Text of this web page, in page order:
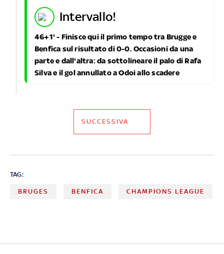
intervallo!
46+1' - Finisce qui il primo tempo tra Brugge e
Benfica sul risultato di 0-0. Occasioni da una
parte e dall'altra: da sottolineare il palo di Rafa
Silva e il gol annullato a Odoi allo scadere
SUCCESSIVA
TAG:
BRUGES BENFICA CHAMPIONS LEAGUE